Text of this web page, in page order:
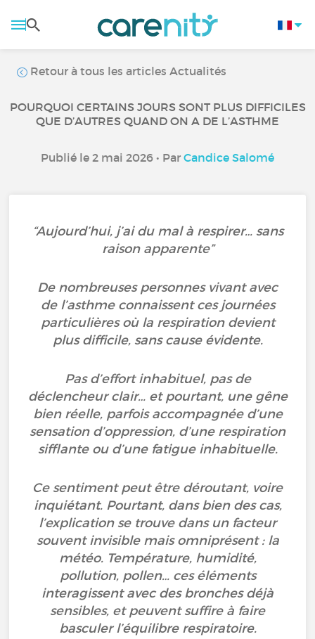
Retour à tous les articles Actualités
POURQUOI CERTAINS JOURS SONT PLUS DIFFICILES
QUE D’AUTRES QUAND ON A DE L’ASTHME
Publié le 2 mai 2026 • Par Candice Salomé
“Aujourd’hui, j’ai du mal à respirer… sans
raison apparente”
De nombreuses personnes vivant avec
de l’asthme connaissent ces journées
particulières où la respiration devient
plus difficile, sans cause évidente.
Pas d’effort inhabituel, pas de
déclencheur clair… et pourtant, une gêne
bien réelle, parfois accompagnée d’une
sensation d’oppression, d’une respiration
sifflante ou d’une fatigue inhabituelle.
Ce sentiment peut être déroutant, voire
inquiétant. Pourtant, dans bien des cas,
l’explication se trouve dans un facteur
souvent invisible mais omniprésent : la
météo. Température, humidité,
pollution, pollen… ces éléments
interagissent avec des bronches déjà
sensibles, et peuvent suffire à faire
basculer l’équilibre respiratoire.